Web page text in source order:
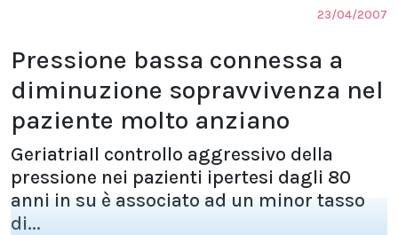
23/04/2007
Pressione bassa connessa a
diminuzione sopravvivenza nel
paziente molto anziano
GeriatriaIl controllo aggressivo della
pressione nei pazienti ipertesi dagli 80
anni in su è associato ad un minor tasso
di...